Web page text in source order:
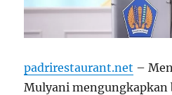
padrirestaurant.net –
Mulyani mengungkapkan